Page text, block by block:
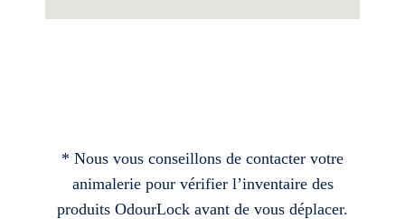
* Nous vous conseillons de contacter votre
animalerie pour vérifier l’inventaire des
produits OdourLock avant de vous déplacer.